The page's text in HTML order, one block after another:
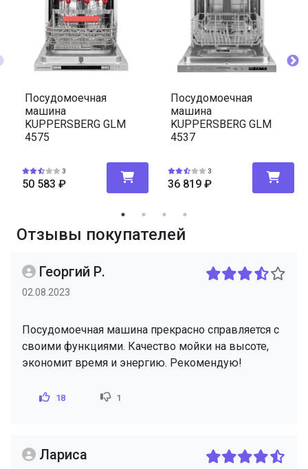
Посудомоечная
машина
KUPPERSBERG GLM
4575
3
50 583 ₽
Посудомоечная
машина
KUPPERSBERG GLM
4537
3
36 819 ₽
Отзывы покупателей
Георгий Р.
02.08.2023
Посудомоечная машина прекрасно справляется с
своими функциями. Качество мойки на высоте,
экономит время и энергию. Рекомендую!
18 1
Лариса